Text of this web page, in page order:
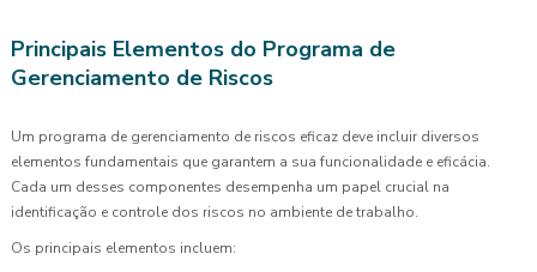
Principais Elementos do Programa de
Gerenciamento de Riscos
Um programa de gerenciamento de riscos eficaz deve incluir diversos
elementos fundamentais que garantem a sua funcionalidade e eficácia.
Cada um desses componentes desempenha um papel crucial na
identificação e controle dos riscos no ambiente de trabalho.
Os principais elementos incluem: